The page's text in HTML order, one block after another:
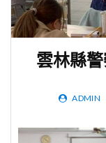
雲林縣
ADMIN